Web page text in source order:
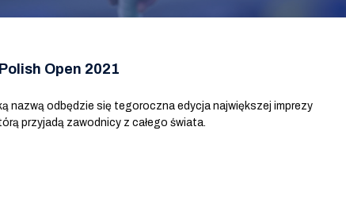
Open 2021
nazwą odbędzie się tegoroczna edycja największej imprezy
przyjadą zawodnicy z całego świata.